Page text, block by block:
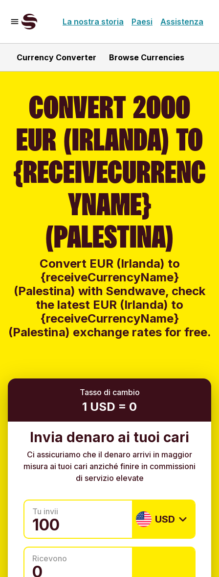
La nostra storia Paesi Assistenza
Currency Converter Browse Currencies
CONVERT 2000
EUR (IRLANDA) TO
{RECEIVECURRENC
YNAME}
(PALESTINA)
Convert EUR (Irlanda) to
{receiveCurrencyName}
(Palestina) with Sendwave, check
the latest EUR (Irlanda) to
{receiveCurrencyName}
(Palestina) exchange rates for free.
Tasso di cambio
1 USD = 0
Invia denaro ai tuoi cari
Ci assicuriamo che il denaro arrivi in maggior
misura ai tuoi cari anziché finire in commissioni
di servizio elevate
Tu invii
USD
Ricevono